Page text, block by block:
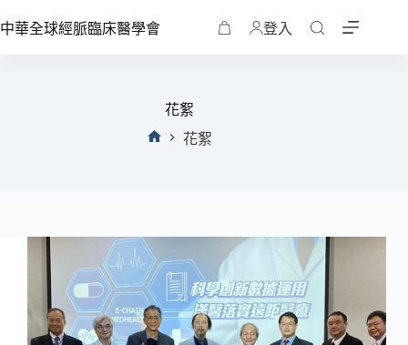
中華全球經脈臨床醫學會 登入
花絮
花絮